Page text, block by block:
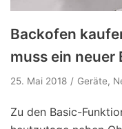
Backofen
muss ein neuer
25. Mai 2018 Geräte,
Zu den Basic-